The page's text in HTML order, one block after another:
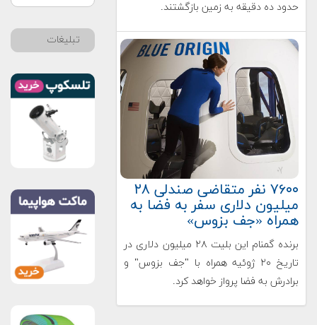
حدود ده دقیقه به زمین بازگشتند.
۷۶۰۰ نفر متقاضی صندلی ۲۸
میلیون دلاری سفر به فضا به
همراه «جف بزوس»
برنده گمنام این بلیت ۲۸ میلیون دلاری در
تاریخ ۲۰ ژوئیه همراه با "جف بزوس" و
برادرش به فضا پرواز خواهد کرد.
تبلیغات